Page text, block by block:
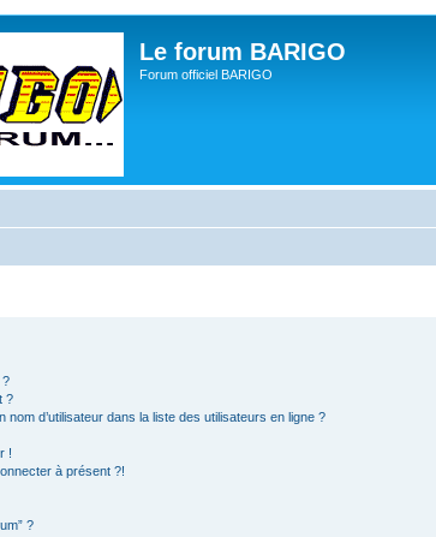
Le forum BARIGO
Forum officiel BARIGO
?
?
nom d’utilisateur dans la liste des utilisateurs en ligne ?
!
à présent ?!
?